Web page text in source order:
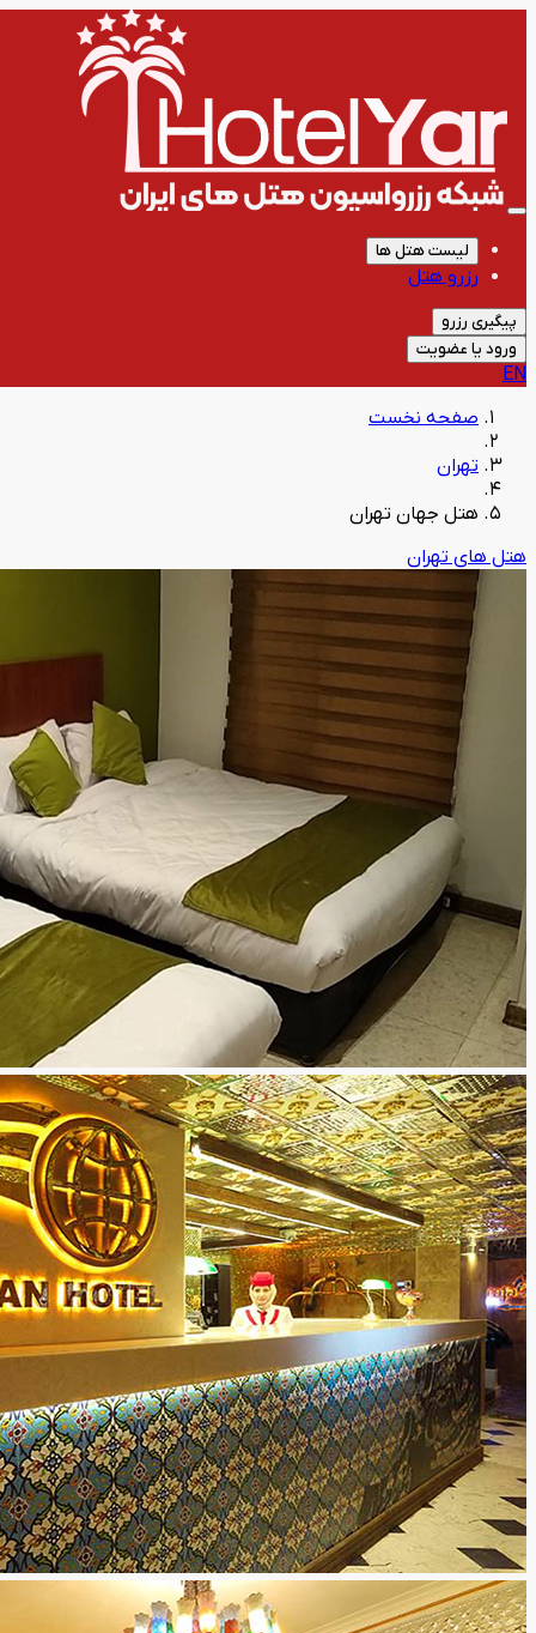
لیست هتل ها
رزرو هتل
پیگیری رزرو
ورود یا عضویت
EN
صفحه نخست
تهران
هتل جهان تهران
هتل های تهران